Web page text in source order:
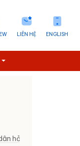
ENGLISH
LIÊN HỆ
hỏi – Cơ quan nhà